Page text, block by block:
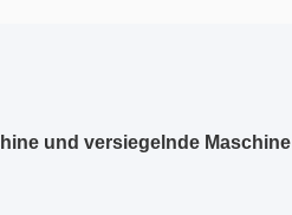
und versiegelnde Maschine